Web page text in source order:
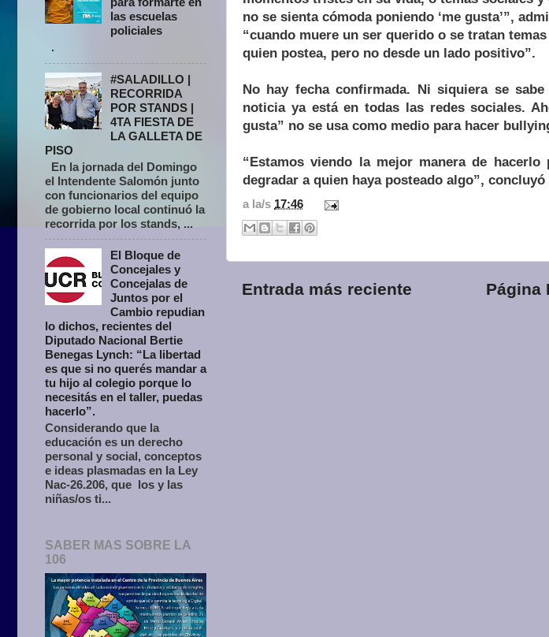
no se sienta cómoda poniendo ‘me gusta’”,
“cuando muere un ser querido o se tratan
quien postea, pero no desde un lado positivo”.
No hay fecha confirmada. Ni siquiera se
noticia ya está en todas las redes sociales.
gusta” no se usa como medio para hacer
“Estamos viendo la mejor manera de
degradar a quien haya posteado algo”, concluyó
a la/s 17:46
Entrada más reciente Página
las escuelas
policiales
.
#SALADILLO |
RECORRIDA
POR STANDS |
4TA FIESTA DE
LA GALLETA DE
PISO
En la jornada del Domingo
el Intendente Salomón junto
con funcionarios del equipo
de gobierno local continuó la
recorrida por los stands, ...
El Bloque de
Concejales y
Concejalas de
Juntos por el
Cambio repudian
lo dichos, recientes del
Diputado Nacional Bertie
Benegas Lynch: “La libertad
es que si no querés mandar a
tu hijo al colegio porque lo
necesitás en el taller, puedas
hacerlo”.
Considerando que la
educación es un derecho
personal y social, conceptos
e ideas plasmadas en la Ley
Nac-26.206, que los y las
niñas/os ti...
SABER MAS SOBRE LA
106